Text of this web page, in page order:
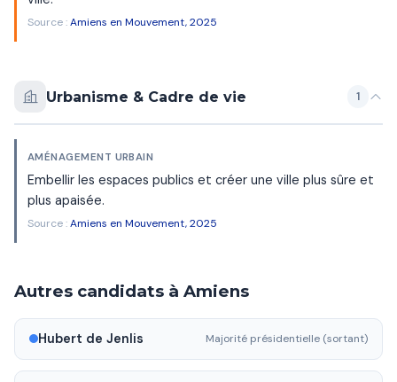
Source :Amiens en Mouvement, 2025
Urbanisme & Cadre de vie 1
AMÉNAGEMENT URBAIN
Embellir les espaces publics et créer une ville plus sûre et
plus apaisée.
Source :Amiens en Mouvement, 2025
Autres candidats à Amiens
Hubert de Jenlis Majorité présidentielle (sortant)